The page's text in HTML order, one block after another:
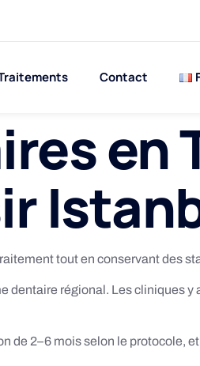
Contact
en
tout en conservant des
dentaire régional. Les cliniques y
de 2–6 mois selon le protocole,